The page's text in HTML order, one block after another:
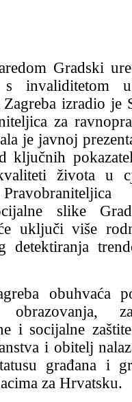
Gradski
invaliditetom
izradio je
za
je javnoj
ključnih
života u
slike
uključi više
detektiranja
obuhvaća
i socijalne
i obitelj
građana i
za Hrvatsku.